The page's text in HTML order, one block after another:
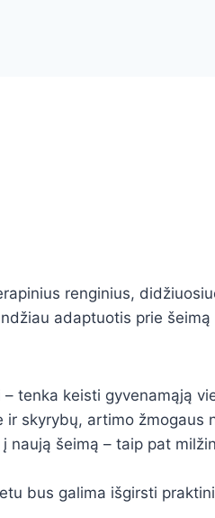
renginius,
adaptuotis prie
tenka keisti gyvenamąją
skyrybų, artimo žmogaus
naują šeimą – taip pat
bus galima išgirsti